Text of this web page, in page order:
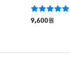
9,600원